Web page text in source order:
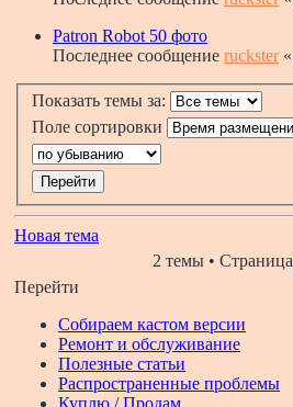
Patron Robot 50 фото
Последнее сообщение ruckster«
Показать темы за:
Поле сортировки
Новая тема
2 темы • Страница
Перейти
Собираем кастом версии
Ремонт и обслуживание
Полезные статьи
Распространенные проблемы